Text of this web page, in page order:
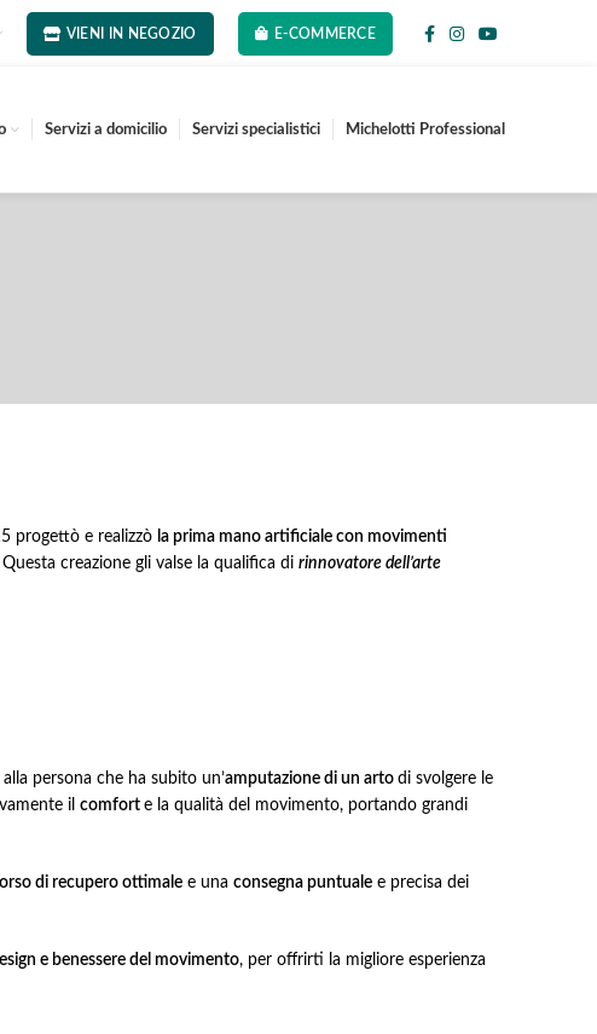
VIENI IN NEGOZIO E-COMMERCE
Servizi a domicilio Servizi specialistici Michelotti Professional
progettò e realizzò la prima mano artificiale con movimenti
creazione gli valse la qualifica di rinnovatore dell’arte
persona che ha subito un’amputazione di un arto di svolgere le
il comfort e la qualità del movimento, portando grandi
di recupero ottimale e una consegna puntuale e precisa dei
e benessere del movimento, per offrirti la migliore esperienza